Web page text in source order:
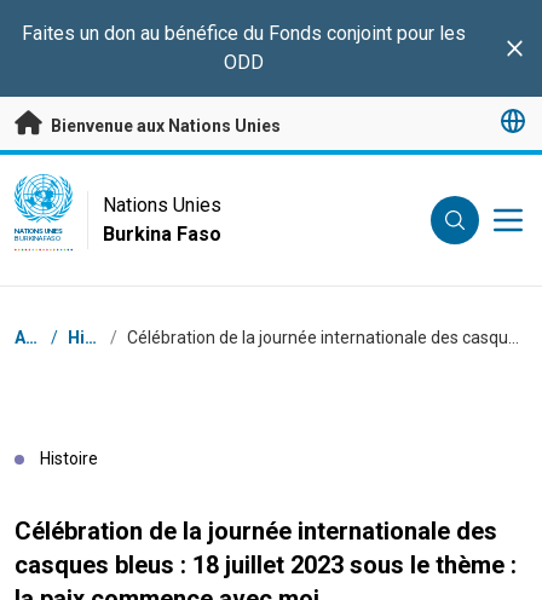
Faites un don au bénéfice du Fonds conjoint pour les
ODD
Bienvenue aux Nations Unies
UN Logo
NATIONS UNIES
BURKINA FASO
Nations Unies
Burkina Faso
Fil d'Ariane
Accueil / Histoires /
Histoire
Célébration de la journée internationale des
casques bleus : 18 juillet 2023 sous le thème :